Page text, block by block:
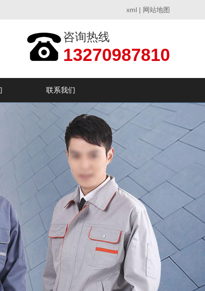
xml | 网站地图
咨询热线
13270987810
联系我们